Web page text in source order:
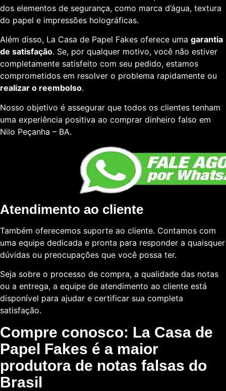
dos elementos de segurança, como marca d’água, textura
do papel e impressões holográficas.
Além disso, La Casa de Papel Fakes oferece uma garantia
de satisfação. Se, por qualquer motivo, você não estiver
completamente satisfeito com seu pedido, estamos
comprometidos em resolver o problema rapidamente ou
realizar o reembolso.
Nosso objetivo é assegurar que todos os clientes tenham
uma experiência positiva ao comprar dinheiro falso em
Nilo Peçanha – BA.
Atendimento ao cliente
Também oferecemos suporte ao cliente. Contamos com
uma equipe dedicada e pronta para responder a quaisquer
dúvidas ou preocupações que você possa ter.
Seja sobre o processo de compra, a qualidade das notas
ou a entrega, a equipe de atendimento ao cliente está
disponível para ajudar e certificar sua completa
satisfação.
Compre conosco: La Casa de
Papel Fakes é a maior
produtora de notas falsas do
Brasil